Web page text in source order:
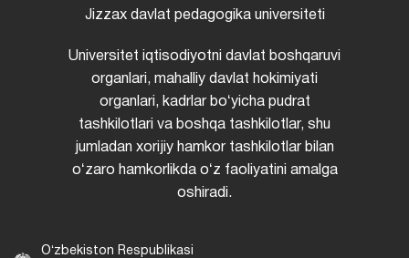
Jizzax davlat pedagogika universiteti
Universitet iqtisodiyotni davlat boshqaruvi
organlari, mahalliy davlat hokimiyati
organlari, kadrlar boʻyicha pudrat
tashkilotlari va boshqa tashkilotlar, shu
jumladan xorijiy hamkor tashkilotlar bilan
oʻzaro hamkorlikda oʻz faoliyatini amalga
oshiradi.
Oʻzbekiston Respublikasi